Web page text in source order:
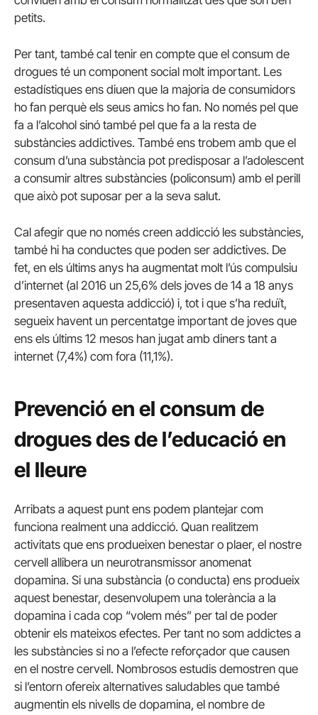
petits.
Per tant, també cal tenir en compte que el consum de
drogues té un component social molt important. Les
estadístiques ens diuen que la majoria de consumidors
ho fan perquè els seus amics ho fan. No només pel que
fa a l’alcohol sinó també pel que fa a la resta de
substàncies addictives. També ens trobem amb que el
consum d’una substància pot predisposar a l’adolescent
a consumir altres substàncies (policonsum) amb el perill
que això pot suposar per a la seva salut.
Cal afegir que no només creen addicció les substàncies,
també hi ha conductes que poden ser addictives. De
fet, en els últims anys ha augmentat molt l’ús compulsiu
d’internet (al 2016 un 25,6% dels joves de 14 a 18 anys
presentaven aquesta addicció) i, tot i que s’ha reduït,
segueix havent un percentatge important de joves que
ens els últims 12 mesos han jugat amb diners tant a
internet (7,4%) com fora (11,1%).
Prevenció en el consum de
drogues des de l’educació en
el lleure
Arribats a aquest punt ens podem plantejar com
funciona realment una addicció. Quan realitzem
activitats que ens produeixen benestar o plaer, el nostre
cervell allibera un neurotransmissor anomenat
dopamina. Si una substància (o conducta) ens produeix
aquest benestar, desenvolupem una tolerància a la
dopamina i cada cop “volem més” per tal de poder
obtenir els mateixos efectes. Per tant no som addictes a
les substàncies si no a l’efecte reforçador que causen
en el nostre cervell. Nombrosos estudis demostren que
si l’entorn ofereix alternatives saludables que també
augmentin els nivells de dopamina, el nombre de